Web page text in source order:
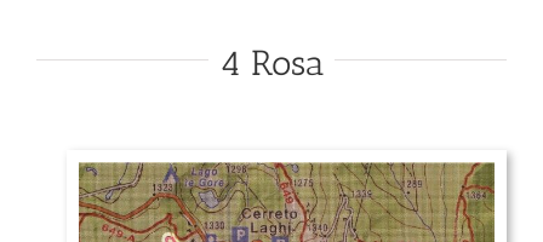
4 Rosa